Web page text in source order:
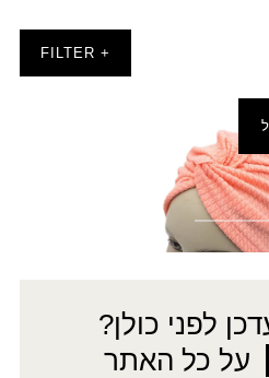
+ FILTER
טליה
30.00
המחיר
המקורי
היה:
₪
המחיר
הנוכחי
הוא:
לפני כולן?
על כל האתר